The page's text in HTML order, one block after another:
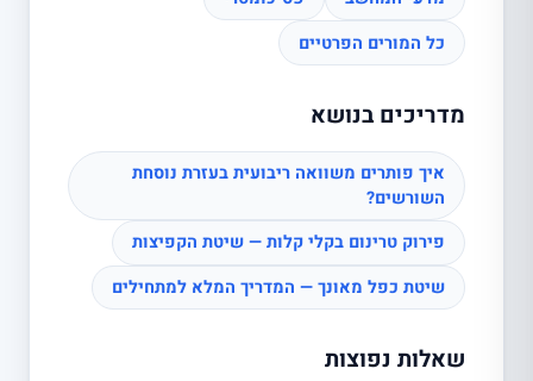
כל המורים הפרטיים
מדריכים בנושא
איך פותרים משוואה ריבועית בעזרת נוסחת
השורשים?
פירוק טרינום בקלי קלות — שיטת הקפיצות
שיטת כפל מאונך — המדריך המלא למתחילים
שאלות נפוצות